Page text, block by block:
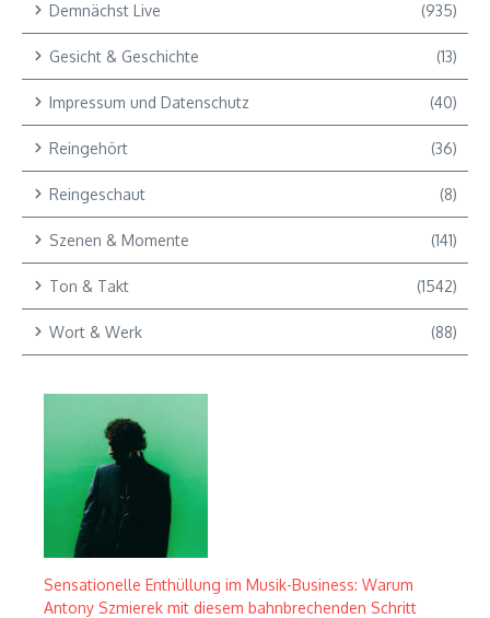
Demnächst Live (935)
Gesicht & Geschichte (13)
Impressum und Datenschutz (40)
Reingehört (36)
Reingeschaut (8)
Szenen & Momente (141)
Ton & Takt (1542)
Wort & Werk (88)
Sensationelle Enthüllung im Musik-Business: Warum
Antony Szmierek mit diesem bahnbrechenden Schritt